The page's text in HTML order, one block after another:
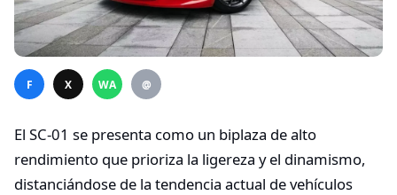
F X WA @
El SC-01 se presenta como un biplaza de alto
rendimiento que prioriza la ligereza y el dinamismo,
distanciándose de la tendencia actual de vehículos